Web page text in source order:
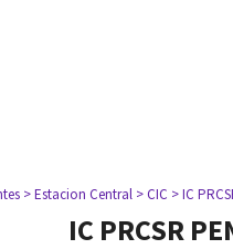
> Estacion Central > CIC > IC
IC PRCSR